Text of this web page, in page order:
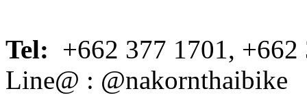
Tel: +662 377 1701,
Line@ : @nakornthaibike